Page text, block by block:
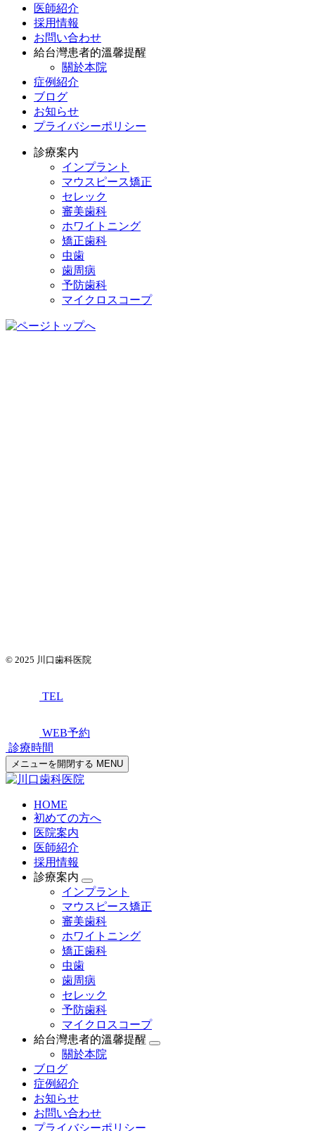
医師紹介
採用情報
お問い合わせ
給台灣患者的溫馨提醒
關於本院
症例紹介
ブログ
お知らせ
プライバシーポリシー
診療案内
インプラント
マウスピース矯正
セレック
審美歯科
ホワイトニング
矯正歯科
虫歯
歯周病
予防歯科
マイクロスコープ
© 2025 川口歯科医院
TEL
WEB予約
診療時間
メニューを開閉する MENU
HOME
初めての方へ
医院案内
医師紹介
採用情報
診療案内
インプラント
マウスピース矯正
審美歯科
ホワイトニング
矯正歯科
虫歯
歯周病
セレック
予防歯科
マイクロスコープ
給台灣患者的溫馨提醒
關於本院
ブログ
症例紹介
お知らせ
お問い合わせ
プライバシーポリシー